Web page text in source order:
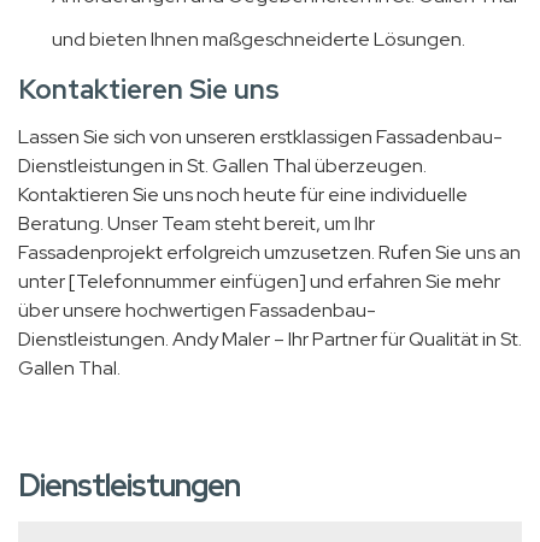
und bieten Ihnen maßgeschneiderte Lösungen.
Kontaktieren Sie uns
Lassen Sie sich von unseren erstklassigen Fassadenbau-
Dienstleistungen in St. Gallen Thal überzeugen.
Kontaktieren Sie uns noch heute für eine individuelle
Beratung. Unser Team steht bereit, um Ihr
Fassadenprojekt erfolgreich umzusetzen. Rufen Sie uns an
unter [Telefonnummer einfügen] und erfahren Sie mehr
über unsere hochwertigen Fassadenbau-
Dienstleistungen. Andy Maler – Ihr Partner für Qualität in St.
Gallen Thal.
Dienstleistungen